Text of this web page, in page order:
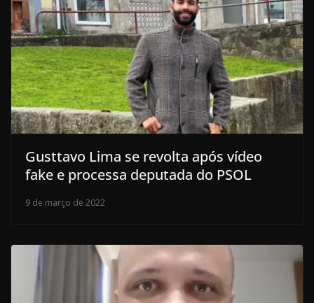
Gusttavo Lima se revolta após vídeo
fake e processa deputada do PSOL
9 de março de 2022